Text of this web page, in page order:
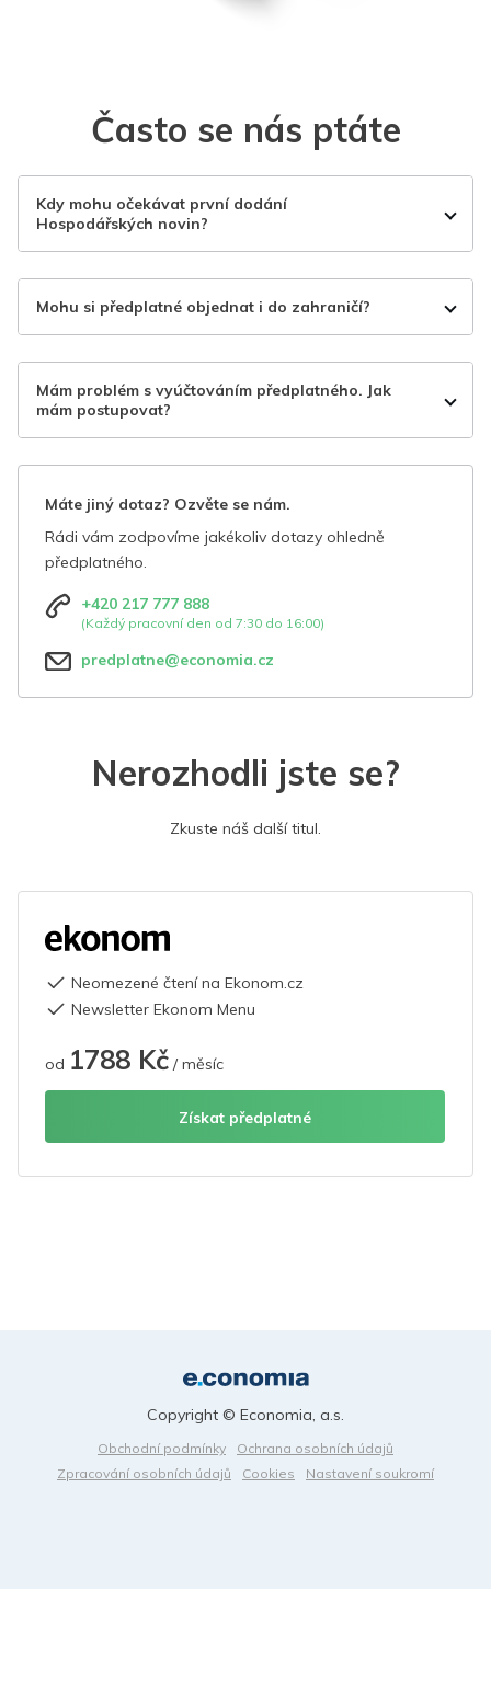
Často se nás ptáte
Kdy mohu očekávat první dodání
Hospodářských novin?
Mohu si předplatné objednat i do zahraničí?
Mám problém s vyúčtováním předplatného. Jak
mám postupovat?
Máte jiný dotaz? Ozvěte se nám.
Rádi vám zodpovíme jakékoliv dotazy ohledně
předplatného.
+420 217 777 888
(Každý pracovní den od 7:30 do 16:00)
predplatne@economia.cz
Nerozhodli jste se?
Zkuste náš další titul.
Neomezené čtení na Ekonom.cz
Newsletter Ekonom Menu
od 1788 Kč / měsíc
Získat předplatné
Obchodní podmínky
Ochrana osobních údajů
Zpracování osobních údajů
Cookies Nastavení soukromí
Copyright © Economia, a.s.